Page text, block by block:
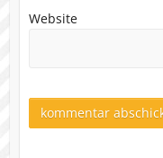
Website